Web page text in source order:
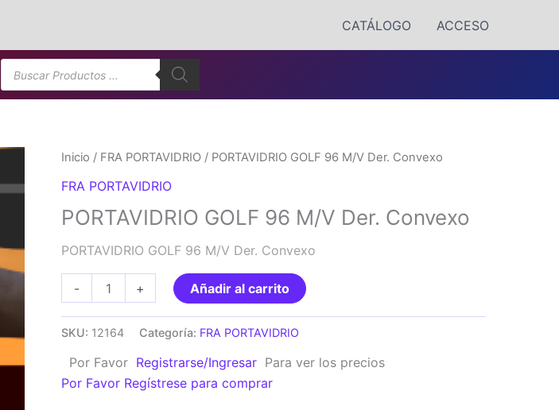
CATÁLOGO ACCESO
Búsqueda
de
productos
Inicio / FRA PORTAVIDRIO / PORTAVIDRIO GOLF 96 M/V Der. Convexo
FRA PORTAVIDRIO
PORTAVIDRIO GOLF 96 M/V Der. Convexo
PORTAVIDRIO GOLF 96 M/V Der. Convexo
-
PORTAVIDRIO
GOLF
Der.
Convexo
+ Añadir al carrito
SKU: 12164 Categoría: FRA PORTAVIDRIO
Por Favor Registrarse/Ingresar Para ver los precios
Por Favor Regístrese para comprar